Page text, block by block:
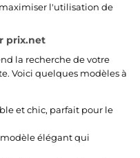
l'utilisation de
prix.net
la recherche de votre
Voici quelques modèles à
et chic, parfait pour le
modèle élégant qui